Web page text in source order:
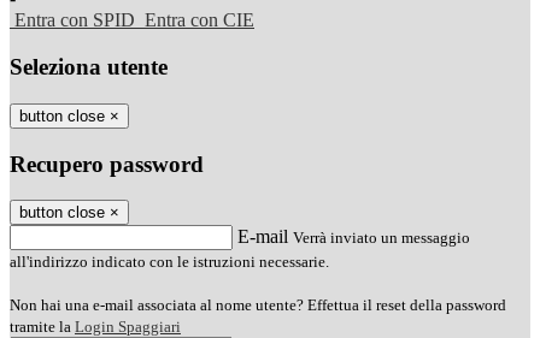
Entra con SPID Entra con CIE
Seleziona utente
button close ×
Recupero password
button close ×
E-mail Verrà inviato un messaggio
all'indirizzo indicato con le istruzioni necessarie.
Non hai una e-mail associata al nome utente? Effettua il reset della password
tramite la Login Spaggiari